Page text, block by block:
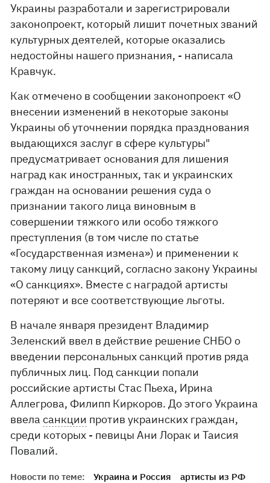
Украины разработали и зарегистрировали
законопроект, который лишит почетных званий
культурных деятелей, которые оказались
недостойны нашего признания, - написала
Кравчук.
Как отмечено в сообщении законопроект «О
внесении изменений в некоторые законы
Украины об уточнении порядка празднования
выдающихся заслуг в сфере культуры"
предусматривает основания для лишения
наград как иностранных, так и украинских
граждан на основании решения суда о
признании такого лица виновным в
совершении тяжкого или особо тяжкого
преступления (в том числе по статье
«Государственная измена») и применении к
такому лицу санкций, согласно закону Украины
«О санкциях». Вместе с наградой артисты
потеряют и все соответствующие льготы.
В начале января президент Владимир
Зеленский ввел в действие решение СНБО о
введении персональных санкций против ряда
публичных лиц. Под санкции попали
российские артисты Стас Пьеха, Ирина
Аллегрова, Филипп Киркоров. До этого Украина
ввеласанкции против украинских граждан,
среди которых - певицы Ани Лорак и Таисия
Повалий.
Новости по теме: Украина и Россия
артисты из РФ